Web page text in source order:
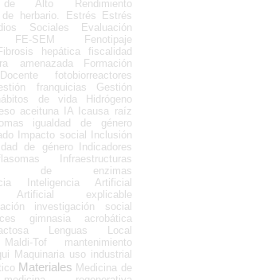
de Alto Rendimiento
herbario.
Estrés
Estrés
Sociales
Evaluación
FE-SEM
Fenotipaje
hepática
fiscalidad
amenazada
Formación
fotobiorreactores
franquicias
Gestión
de vida
Hidrógeno
aceituna IA
Icausa raíz
igualdad de género
Impacto social
Inclusión
de género
Indicadores
Infraestructuras
de enzimas
Inteligencia Artificial
Artificial explicable
investigación social
gimnasia acrobática
Lenguas
Local
Maldi-Tof
mantenimiento
Maquinaria uso industrial
Materiales Medicina de